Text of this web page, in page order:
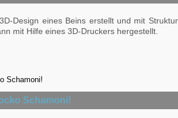
Design eines Beins erstellt und mit
mit Hilfe eines 3D-Druckers hergestellt.
Schamoni!